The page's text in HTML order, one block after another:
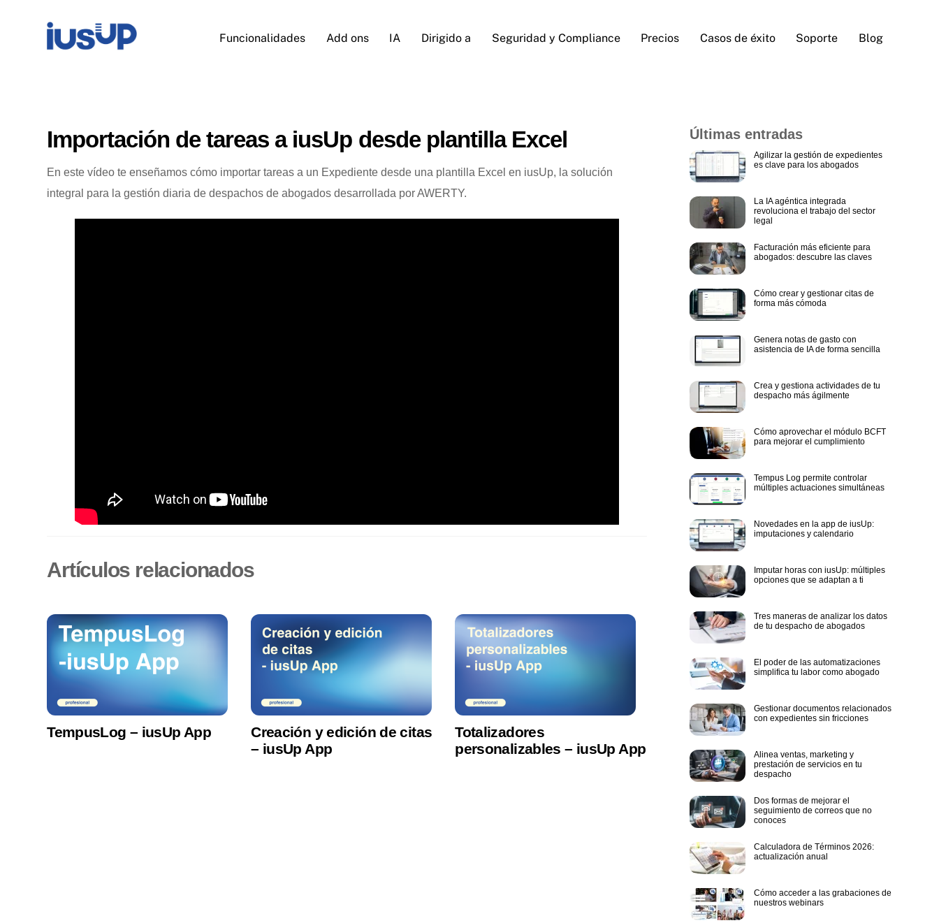
Funcionalidades Add ons IA Dirigido a Seguridad y Compliance Precios Casos de éxito Soporte Blog
Importación de tareas a iusUp desde plantilla Excel
En este vídeo te enseñamos cómo importar tareas a un Expediente desde una plantilla Excel en iusUp, la solución
integral para la gestión diaria de despachos de abogados desarrollada por AWERTY.
TempusLog – iusUp App
Creación y edición de citas
– iusUp App
Totalizadores
personalizables – iusUp App
Últimas entradas
Agilizar la gestión de expedientes
es clave para los abogados
La IA agéntica integrada
revoluciona el trabajo del sector
legal
Facturación más eficiente para
abogados: descubre las claves
Cómo crear y gestionar citas de
forma más cómoda
Genera notas de gasto con
asistencia de IA de forma sencilla
Crea y gestiona actividades de tu
despacho más ágilmente
Cómo aprovechar el módulo BCFT
para mejorar el cumplimiento
Tempus Log permite controlar
múltiples actuaciones simultáneas
Novedades en la app de iusUp:
imputaciones y calendario
Imputar horas con iusUp: múltiples
opciones que se adaptan a ti
Tres maneras de analizar los datos
de tu despacho de abogados
El poder de las automatizaciones
simplifica tu labor como abogado
Gestionar documentos relacionados
con expedientes sin fricciones
Alinea ventas, marketing y
prestación de servicios en tu
despacho
Dos formas de mejorar el
seguimiento de correos que no
conoces
Calculadora de Términos 2026:
actualización anual
Cómo acceder a las grabaciones de
nuestros webinars